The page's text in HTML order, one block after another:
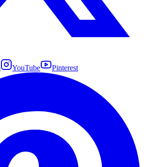
YouTube Pinterest